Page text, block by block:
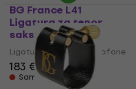
BG France L41
Ligatura za tenor
saksofone
Ligatura za tenor saksofone
183 €
Samo po narudžbi